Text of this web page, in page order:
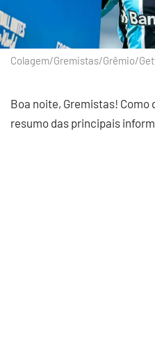
Colagem/Gremistas/Grêmio/
Boa noite, Gremistas!
resumo das principais